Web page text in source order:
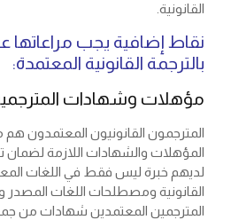
القانونية.
نقاط إضافية يجب مراعاتها
بالترجمة القانونية المعتمدة:
مؤهلات وشهادات
المترجمون القانونيون المعتمدون
المؤهلات والشهادات اللازمة لضمان
لديهم خبرة ليس فقط في اللغات
القانونية ومصطلحات اللغات
المترجمين المعتمدين شهادات من